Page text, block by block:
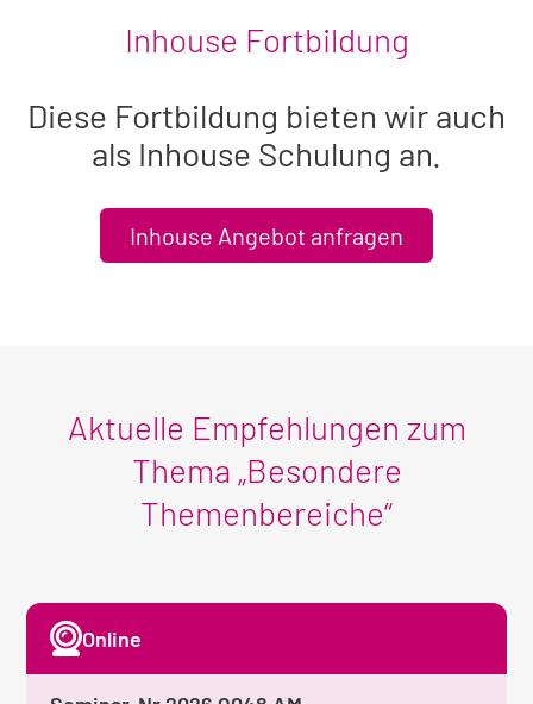
Inhouse Fortbildung
Diese Fortbildung bieten wir auch
als Inhouse Schulung an.
Inhouse Angebot anfragen
Aktuelle Empfehlungen zum
Thema „Besondere
Themenbereiche“
Online